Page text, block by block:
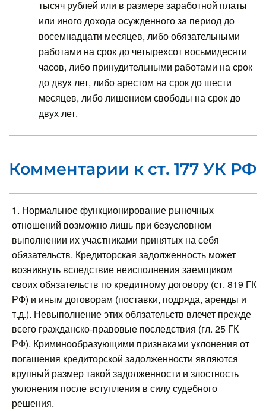
тысяч рублей или в размере заработной платы
или иного дохода осужденного за период до
восемнадцати месяцев, либо обязательными
работами на срок до четырехсот восьмидесяти
часов, либо принудительными работами на срок
до двух лет, либо арестом на срок до шести
месяцев, либо лишением свободы на срок до
двух лет.
Комментарии к ст. 177 УК РФ
1. Нормальное функционирование рыночных
отношений возможно лишь при безусловном
выполнении их участниками принятых на себя
обязательств. Кредиторская задолженность может
возникнуть вследствие неисполнения заемщиком
своих обязательств по кредитному договору (ст. 819 ГК
РФ) и иным договорам (поставки, подряда, аренды и
т.д.). Невыполнение этих обязательств влечет прежде
всего гражданско-правовые последствия (гл. 25 ГК
РФ). Криминообразующими признаками уклонения от
погашения кредиторской задолженности являются
крупный размер такой задолженности и злостность
уклонения после вступления в силу судебного
решения.